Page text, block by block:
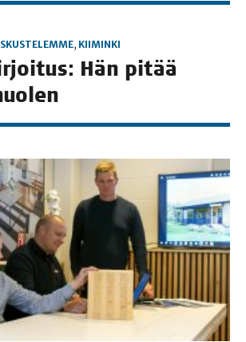
, KIIMINKI
Hän pitää